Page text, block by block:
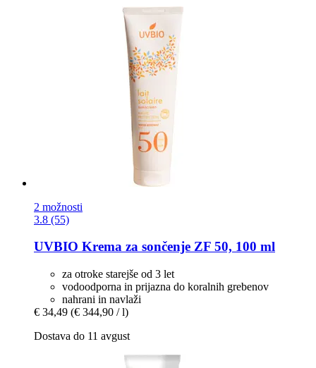
2 možnosti
3.8 (55)
UVBIO Krema za sončenje ZF 50, 100 ml
za otroke starejše od 3 let
vodoodporna in prijazna do koralnih grebenov
nahrani in navlaži
€ 34,49 (€ 344,90 / l)
Dostava do 11 avgust